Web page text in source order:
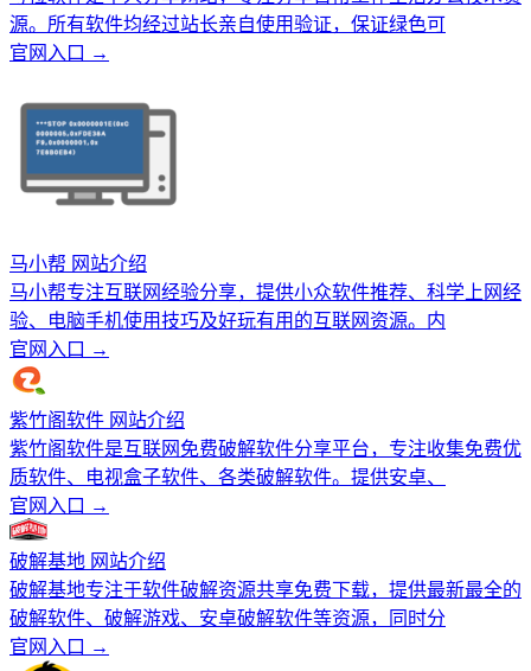
源。所有软件均经过站长亲自使用验证，保证绿色可
官网入口 →
马小帮 网站介绍
马小帮专注互联网经验分享，提供小众软件推荐、科学上网经
验、电脑手机使用技巧及好玩有用的互联网资源。内
官网入口 →
紫竹阁软件 网站介绍
紫竹阁软件是互联网免费破解软件分享平台，专注收集免费优
质软件、电视盒子软件、各类破解软件。提供安卓、
官网入口 →
破解基地 网站介绍
破解基地专注于软件破解资源共享免费下载，提供最新最全的
破解软件、破解游戏、安卓破解软件等资源，同时分
官网入口 →